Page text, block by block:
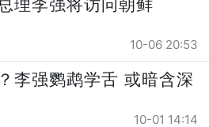
理李强将访问朝鲜
10-06 20:53
李强鹦鹉学舌 或暗含深
10-01 14:14